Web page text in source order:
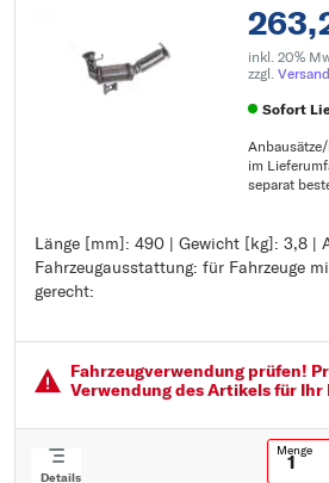
inkl. 20%
zzgl. Versand
Sofort
im
separat
Länge [mm]: 490 | Gewicht [kg]: 3,8 |
Fahrzeugausstattung: für Fahrzeuge
gerecht:
Länge [mm]: 490
Gewicht [kg]: 3,8
Abgasnorm: Euro 5
EG/ECE - gerecht:
Fahrzeugver­wendung prüfen!
Verwendung des Artikels für Ihr
Details
Menge